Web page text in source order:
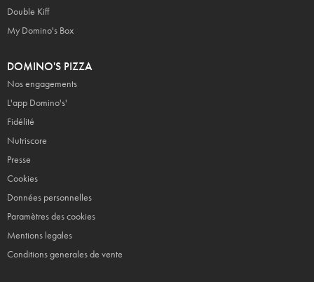
Double Kiff
My Domino's Box
DOMINO'S PIZZA
Nos engagements
L'app Domino's'
Fidélité
Nutriscore
Presse
Cookies
Données personnelles
Paramètres des cookies
Mentions legales
Conditions generales de vente